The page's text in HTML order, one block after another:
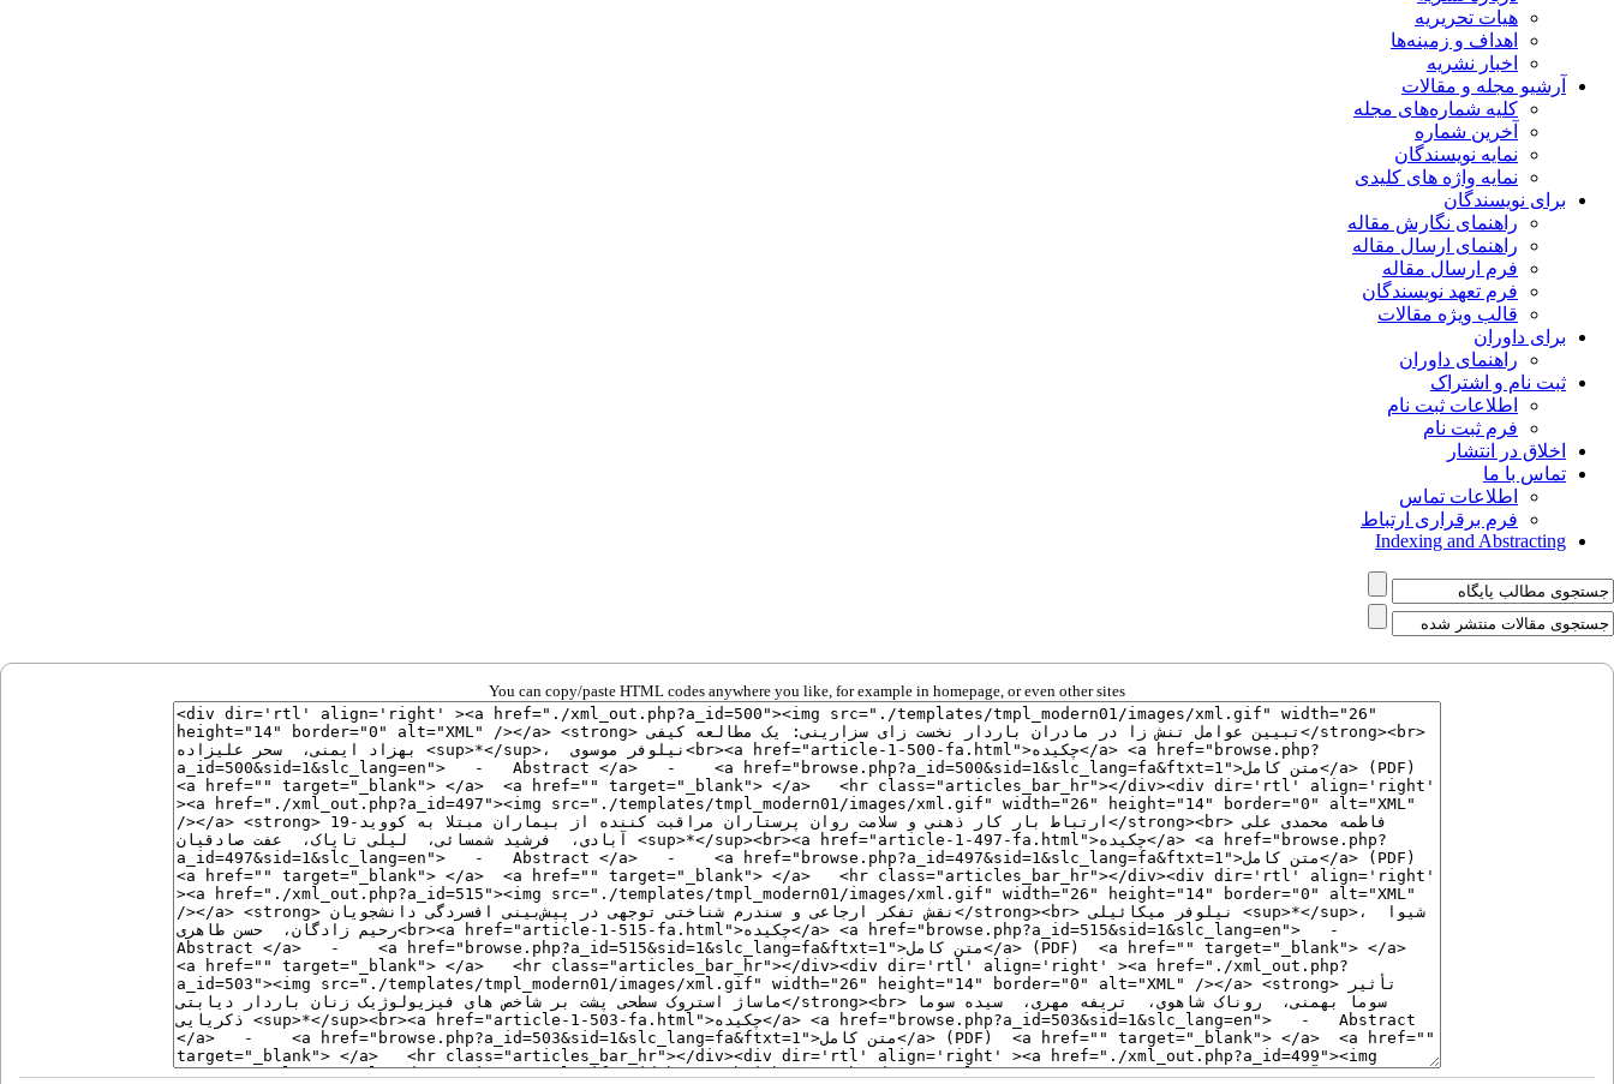
هیات تحریریه
اهداف و زمینه‌ها
اخبار نشریه
آرشیو مجله و مقالات
کلیه شماره‌های مجله
آخرین شماره
نمایه نویسندگان
نمایه واژه های کلیدی
برای نویسندگان
راهنمای نگارش مقاله
راهنمای ارسال مقاله
فرم ارسال مقاله
فرم تعهد نویسندگان
قالب ویژه مقالات
برای داوران
راهنمای داوران
ثبت نام و اشتراک
اطلاعات ثبت نام
فرم ثبت نام
اخلاق در انتشار
تماس با ما
اطلاعات تماس
فرم برقراری ارتباط
Indexing and Abstracting
You can copy/paste HTML codes anywhere you like, for example in homepage, or even other sites